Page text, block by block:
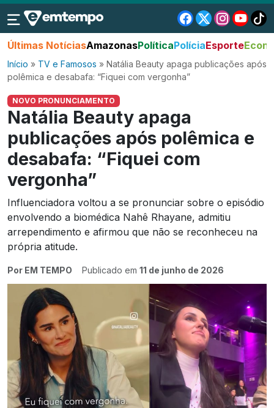
Últimas NotíciasAmazonasPolíticaPolíciaEsporte
Início » TV e Famosos » Natália Beauty apaga publicações após
polêmica e desabafa: “Fiquei com vergonha”
NOVO PRONUNCIAMENTO
Natália Beauty apaga
publicações após polêmica e
desabafa: “Fiquei com
vergonha”
Influenciadora voltou a se pronunciar sobre o episódio
envolvendo a biomédica Nahê Rhayane, admitiu
arrependimento e afirmou que não se reconheceu na
própria atitude.
Por EM TEMPO Publicado em 11 de junho de 2026